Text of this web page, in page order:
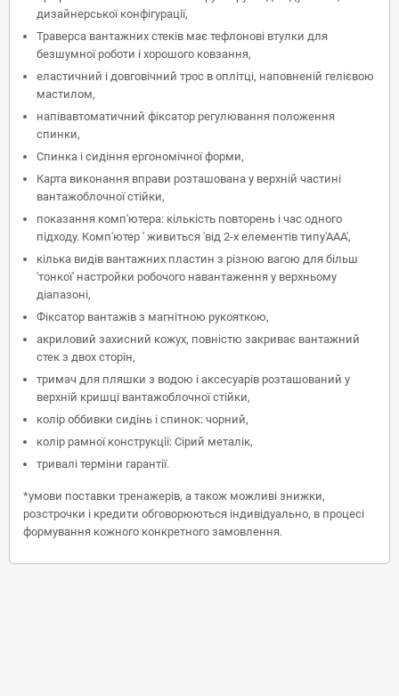
дизайнерської конфігурації,
Траверса вантажних стеків має тефлонові втулки для
безшумної роботи і хорошого ковзання,
еластичний і довговічний трос в оплітці, наповненій гелієвою
мастилом,
напівавтоматичний фіксатор регулювання положення
спинки,
Спинка і сидіння ергономічної форми,
Карта виконання вправи розташована у верхній частині
вантажоблочної стійки,
показання комп'ютера: кількість повторень і час одного
підходу. Комп'ютер ' живиться 'від 2-х елементів типу'ААА',
кілька видів вантажних пластин з різною вагою для більш
'тонкої' настройки робочого навантаження у верхньому
діапазоні,
Фіксатор вантажів з магнітною рукояткою,
акриловий захисний кожух, повністю закриває вантажний
стек з двох сторін,
тримач для пляшки з водою і аксесуарів розташований у
верхній кришці вантажоблочної стійки,
колір оббивки сидінь і спинок: чорний,
колір рамної конструкції: Сірий металік,
тривалі терміни гарантії.
*умови поставки тренажерів, а також можливі знижки,
розстрочки і кредити обговорюються індивідуально, в процесі
формування кожного конкретного замовлення.